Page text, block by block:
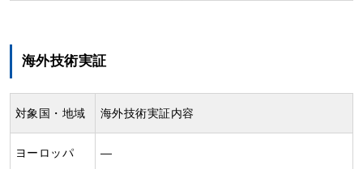
海外技術実証
対象国・地域 海外技術実証内容
ヨーロッパ ―